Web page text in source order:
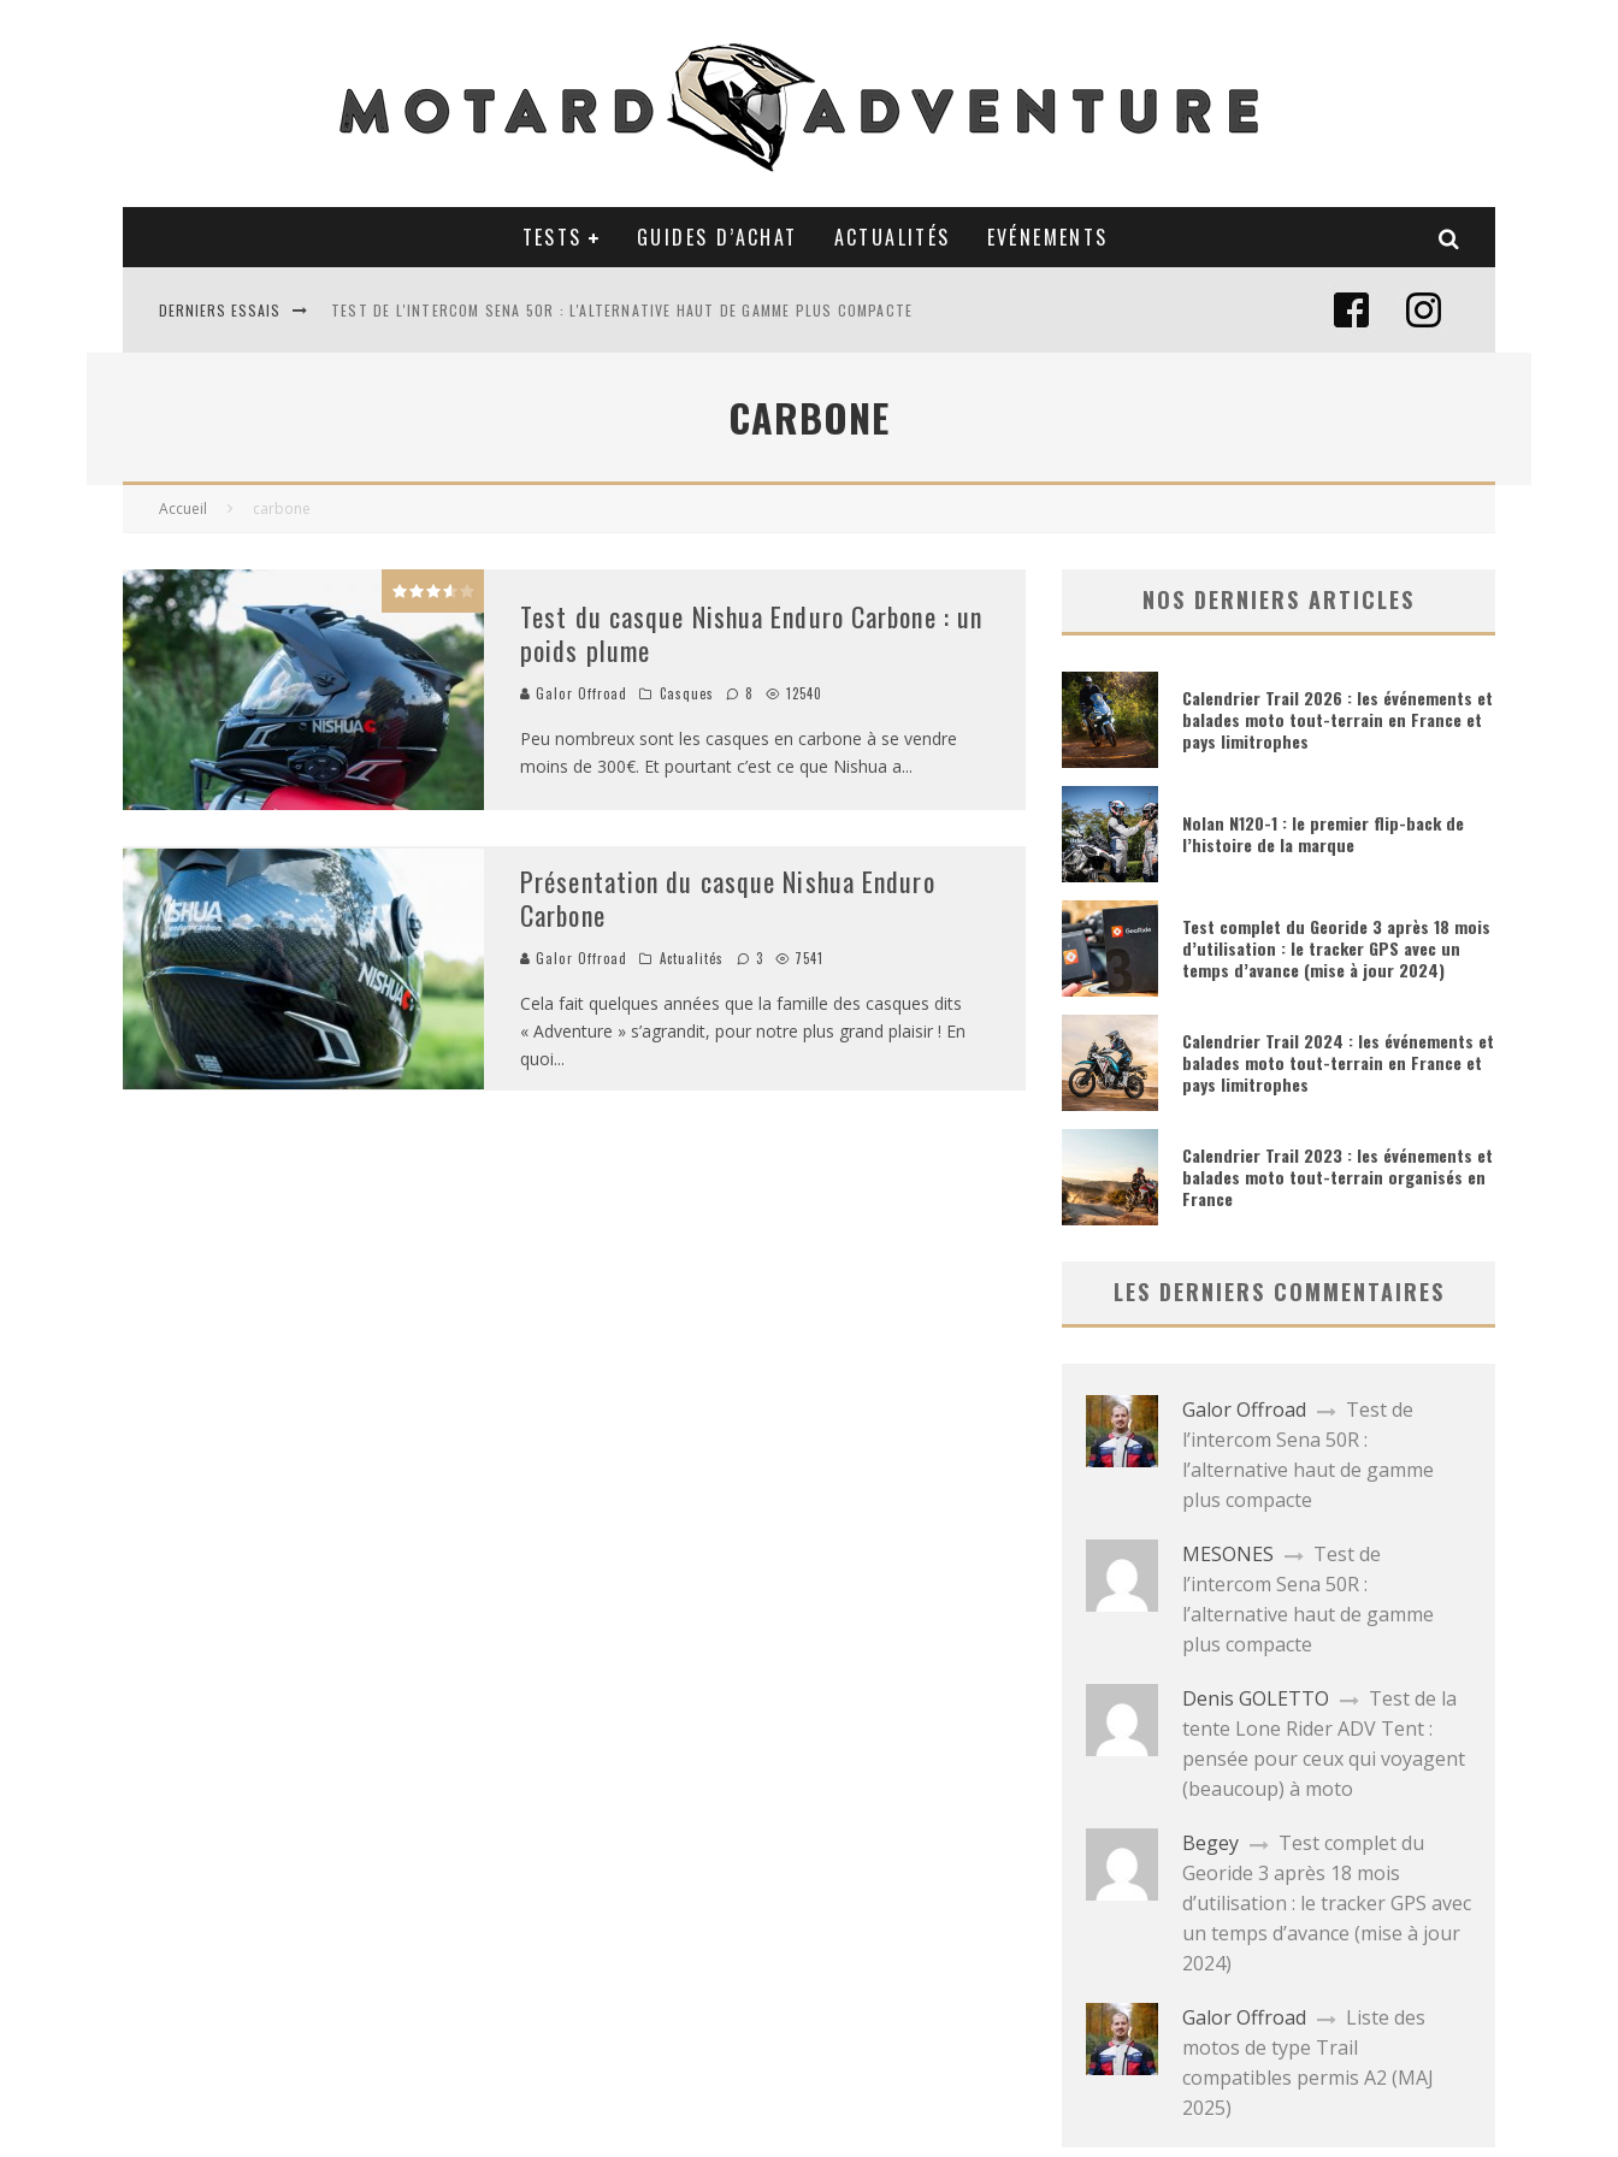
TESTS GUIDES D’ACHAT ACTUALITÉS EVÉNEMENTS
DERNIERS ESSAIS TEST DE L'INTERCOM SENA 50R : L'ALTERNATIVE HAUT DE GAMME PLUS COMPACTE
TEST DES RACER MAVIS 2 : LA POLYVALENCE DE GANTS MI-CUIR MI-SAISON
CARBONE
Accueil carbone
Test du casque Nishua Enduro Carbone : un
poids plume
Galor Offroad Casques 8 12540
Peu nombreux sont les casques en carbone à se vendre
moins de 300€. Et pourtant c’est ce que Nishua a...
Présentation du casque Nishua Enduro
Carbone
Galor Offroad Actualités 3 7541
Cela fait quelques années que la famille des casques dits
« Adventure » s’agrandit, pour notre plus grand plaisir ! En
quoi...
NOS DERNIERS ARTICLES
Calendrier Trail 2026 : les événements et
balades moto tout-terrain en France et
pays limitrophes
Nolan N120-1 : le premier flip-back de
l’histoire de la marque
Test complet du Georide 3 après 18 mois
d’utilisation : le tracker GPS avec un
temps d’avance (mise à jour 2024)
Calendrier Trail 2024 : les événements et
balades moto tout-terrain en France et
pays limitrophes
Calendrier Trail 2023 : les événements et
balades moto tout-terrain organisés en
France
LES DERNIERS COMMENTAIRES
Galor Offroad
Test de
l’intercom Sena 50R :
l’alternative haut de gamme
plus compacte
MESONES
Test de
l’intercom Sena 50R :
l’alternative haut de gamme
plus compacte
Denis GOLETTO
Test de la
tente Lone Rider ADV Tent :
pensée pour ceux qui voyagent
(beaucoup) à moto
Begey
Test complet du
Georide 3 après 18 mois
d’utilisation : le tracker GPS avec
un temps d’avance (mise à jour
2024)
Galor Offroad
Liste des
motos de type Trail
compatibles permis A2 (MAJ
2025)